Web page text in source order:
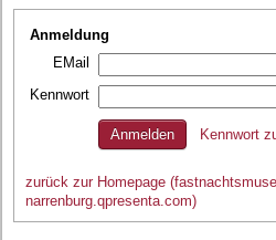
Anmeldung
EMail
Kennwort
Kennwort
zurück zur Homepage
narrenburg.qpresenta.com)